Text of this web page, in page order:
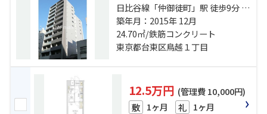
日比谷線「仲御徒町」駅 徒歩9分 つ
くばエクスプレス「新御徒町」
駅 徒歩8分 日比谷線「秋葉原」
駅 徒歩13分
築年月：2015年 12月
24.70㎡/鉄筋コンクリート
東京都台東区鳥越１丁目
12.5万円 (管理費 10,000円)
敷 1ヶ月 礼 1ヶ月